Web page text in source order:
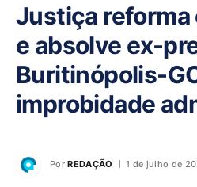
Justiça
e absolve ex-
Buritinópolis-
improbidade
Por REDAÇÃO 1 de julho de